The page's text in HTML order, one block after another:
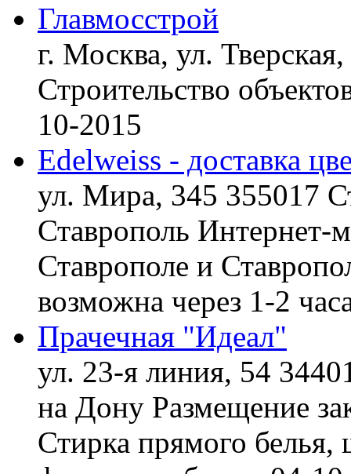
Главмосстрой
г. Москва, ул.
Строительство
10-2015
Edelweiss - доставка
ул. Мира, 345 355017
Ставрополь Интернет-
Ставрополе и
возможна через 1-2
Прачечная "Идеал"
ул. 23-я линия, 54
на Дону Размещение
Стирка прямого